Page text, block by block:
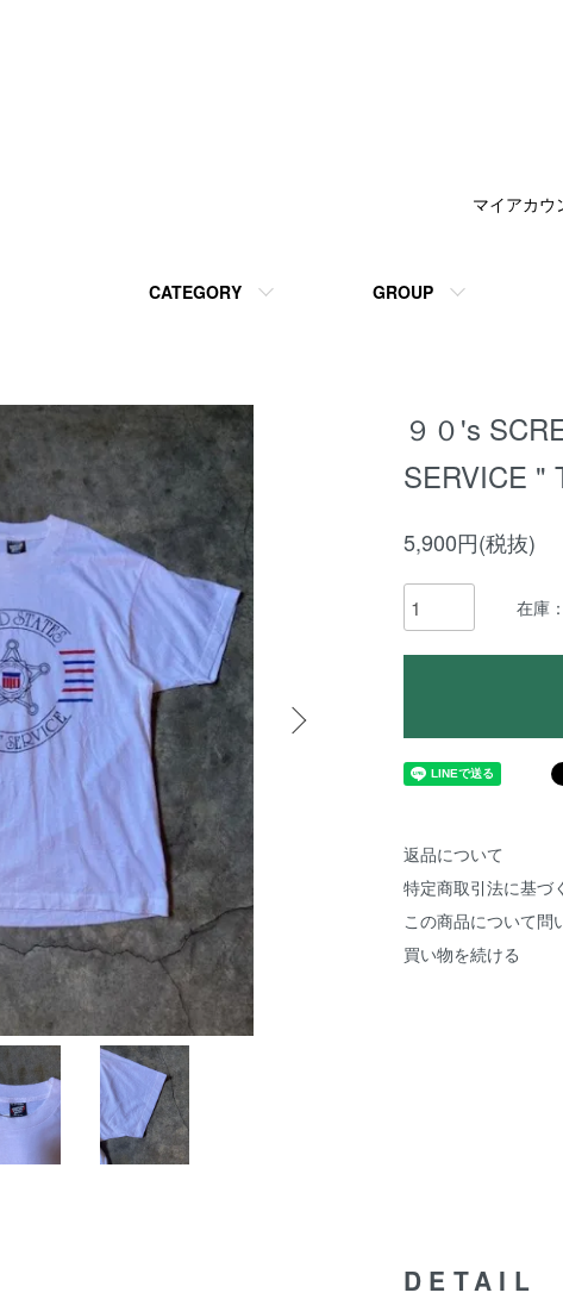
CATEGORY GROUP
マイアカウ
９０'s
SERVICE "
5,900円(税抜)
在庫
返品について
特定商取引法に基づ
この商品について問
買い物を続ける
DETAIL